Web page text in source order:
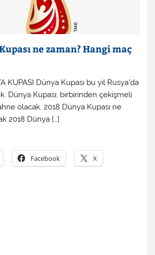
ne zaman? Hangi maç
KUPASI Dünya Kupası bu yıl Rusya’da
Dünya Kupası, birbirinden çekişmeli
olacak. 2018 Dünya Kupası ne
2018 Dünya […]
Facebook X